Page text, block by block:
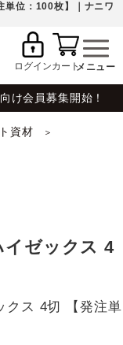
位：100枚】｜ナニワ
ログインカート
け会員募集開始！
資材
イゼックス 4